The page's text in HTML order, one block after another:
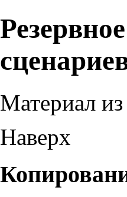
Материал
Наверх